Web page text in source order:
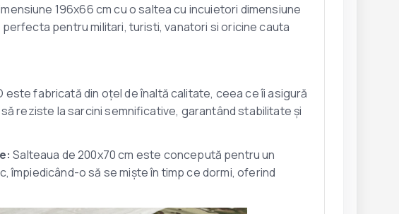
196x66 cm cu o saltea cu incuietori dimensiune
pentru militari, turisti, vanatori si oricine cauta
este fabricată din oțel de înaltă calitate, ceea ce îi asigură
reziste la sarcini semnificative, garantând stabilitate și
Salteaua de 200x70 cm este concepută pentru un
împiedicând-o să se miște în timp ce dormi, oferind